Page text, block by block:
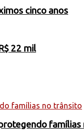
cinco anos
22 mil